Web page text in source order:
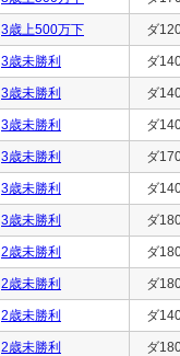
3歳上500万下 ダ
3歳未勝利 ダ
3歳未勝利 ダ
3歳未勝利 ダ
3歳未勝利 ダ
3歳未勝利 ダ
3歳未勝利 ダ
2歳未勝利 ダ
2歳未勝利 ダ
2歳未勝利 ダ
2歳未勝利 ダ